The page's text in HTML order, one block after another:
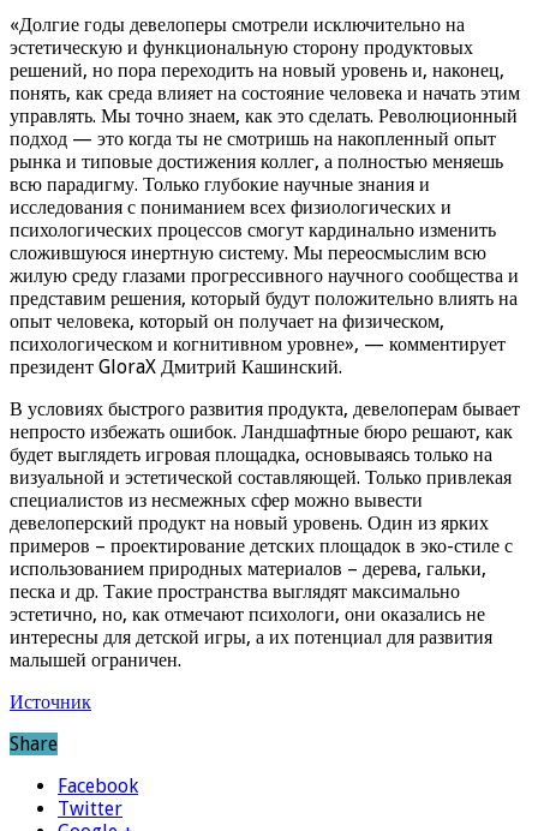
«Долгие годы девелоперы смотрели исключительно на
эстетическую и функциональную сторону продуктовых
решений, но пора переходить на новый уровень и, наконец,
понять, как среда влияет на состояние человека и начать этим
управлять. Мы точно знаем, как это сделать. Революционный
подход — это когда ты не смотришь на накопленный опыт
рынка и типовые достижения коллег, а полностью меняешь
всю парадигму. Только глубокие научные знания и
исследования с пониманием всех физиологических и
психологических процессов смогут кардинально изменить
сложившуюся инертную систему. Мы переосмыслим всю
жилую среду глазами прогрессивного научного сообщества и
представим решения, который будут положительно влиять на
опыт человека, который он получает на физическом,
психологическом и когнитивном уровне», — комментирует
президент GloraX Дмитрий Кашинский.
В условиях быстрого развития продукта, девелоперам бывает
непросто избежать ошибок. Ландшафтные бюро решают, как
будет выглядеть игровая площадка, основываясь только на
визуальной и эстетической составляющей. Только привлекая
специалистов из несмежных сфер можно вывести
девелоперский продукт на новый уровень. Один из ярких
примеров – проектирование детских площадок в эко-стиле с
использованием природных материалов – дерева, гальки,
песка и др. Такие пространства выглядят максимально
эстетично, но, как отмечают психологи, они оказались не
интересны для детской игры, а их потенциал для развития
малышей ограничен.
Источник
Share
Facebook
Twitter